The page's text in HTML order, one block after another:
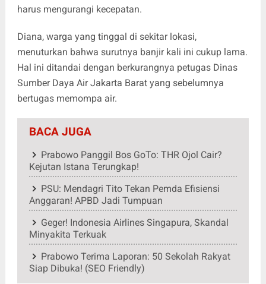
harus mengurangi kecepatan.
Diana, warga yang tinggal di sekitar lokasi,
menuturkan bahwa surutnya banjir kali ini cukup lama.
Hal ini ditandai dengan berkurangnya petugas Dinas
Sumber Daya Air Jakarta Barat yang sebelumnya
bertugas memompa air.
BACA JUGA
Prabowo Panggil Bos GoTo: THR Ojol Cair?
Kejutan Istana Terungkap!
PSU: Mendagri Tito Tekan Pemda Efisiensi
Anggaran! APBD Jadi Tumpuan
Geger! Indonesia Airlines Singapura, Skandal
Minyakita Terkuak
Prabowo Terima Laporan: 50 Sekolah Rakyat
Siap Dibuka! (SEO Friendly)